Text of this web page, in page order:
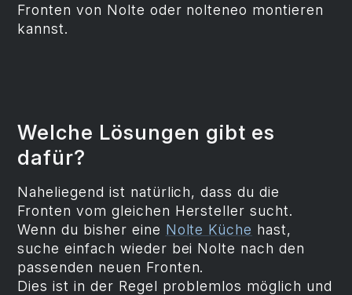
Fronten von Nolte oder nolteneo montieren
kannst.
Welche Lösungen gibt es
dafür?
Naheliegend ist natürlich, dass du die
Fronten vom gleichen Hersteller sucht.
Wenn du bisher eine Nolte Küche hast,
suche einfach wieder bei Nolte nach den
passenden neuen Fronten.
Dies ist in der Regel problemlos möglich und